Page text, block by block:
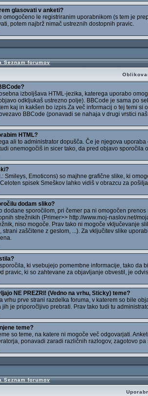
glasovati v anketi?
omogočeno le registriranim uporabnikom (s tem je
potem najbrž nimač ustreznih dostopnih pravic.
Seznam forumov
izboljšava HTML-jezika, katerega uporabo
odkljukaš ustrezno polje). BBCode je sama po
kaj in kakšen bo izpis.Za več informacij o tej temi
BBCode (ponavadi se nahaja v drugi vrstici
HTML?
ali to administrator dopušča. Če je njegova
onemogočiš in sicer tako, da pred objavo sporočila
Smileys, Emoticons) so majhne grafične slike, ki
spisek Smeškov lahko vidiš v obrazcu za
dodam sliko?
dodane sporočilom, pri čemer pa ni omogočen
strežnikih (Primer>> http://www.moj-naslov.net/
niso mogoče. Prav tako ni mogoče vključevanje
strani zaščitene z geslom, ...). Za vključitev slike
ki vsebujejo pomembne informacije, tako da
pravic, ki so zahtevane za objavljanje obvestil, je
NE PREZRI! (Vedno na vrhu, Sticky) teme?
vrhu prve strani razdelka foruma, v katerem so bile
jih je priporočljivo prebrati. Prav tako tudi tu
teme?
so teme, na katere ni mogoče več odgovarjati.
ponavadi zaradi različnih razlogov, zagotovo pa
Seznam forumov